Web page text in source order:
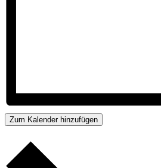
Zum Kalender hinzufügen